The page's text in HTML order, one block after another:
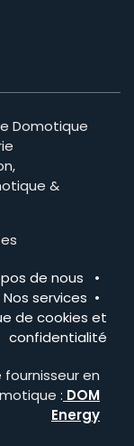
Domotique
&
de nous
•
Nos services •
de cookies et
confidentialité
en
: DOM
Energy